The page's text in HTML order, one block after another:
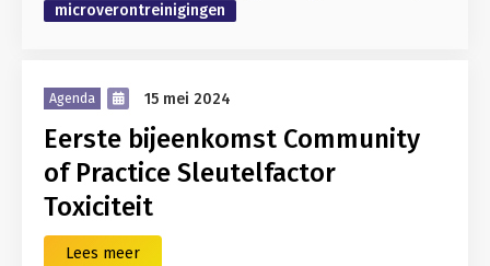
microverontreinigingen
Agenda 15 mei 2024
Eerste bijeenkomst Community
of Practice Sleutelfactor
Toxiciteit
Lees meer